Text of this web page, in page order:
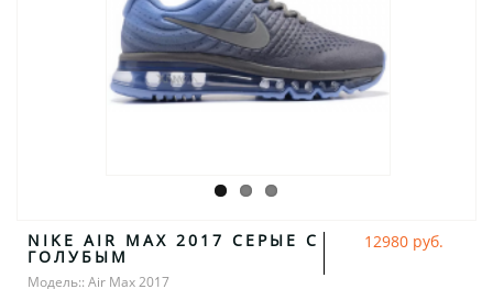
NIKE AIR MAX 2017 СЕРЫЕ С
ГОЛУБЫМ
Модель:: Air Max 2017
12980 руб.